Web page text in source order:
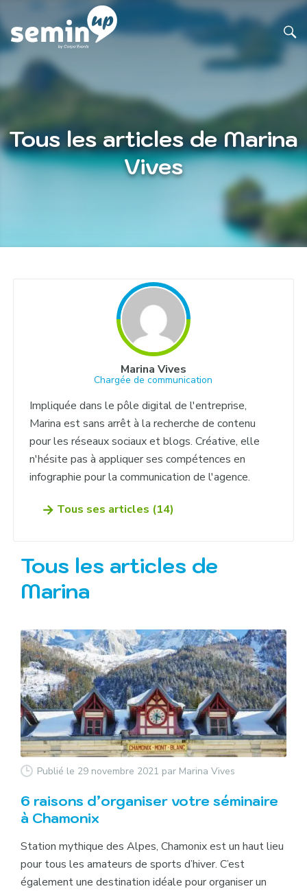
Tous les articles de Marina
Vives
Marina Vives
Chargée de communication
Impliquée dans le pôle digital de l'entreprise,
Marina est sans arrêt à la recherche de contenu
pour les réseaux sociaux et blogs. Créative, elle
n'hésite pas à appliquer ses compétences en
infographie pour la communication de l'agence.
Tous ses articles (14)
Tous les articles de
Marina
Publié le 29 novembre 2021 par Marina Vives
6 raisons d’organiser votre séminaire
à Chamonix
Station mythique des Alpes, Chamonix est un haut lieu
pour tous les amateurs de sports d’hiver. C’est
également une destination idéale pour organiser un